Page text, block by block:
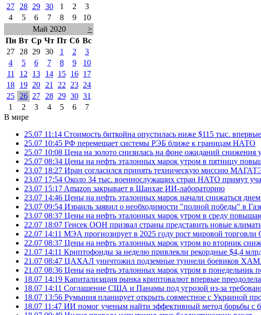
27
28 29 30 1 2
3
4
5 6 7 8 9
10
Май 2020
>
Пн Вт Ср Чт Пт Сб Вс
27
28 29 30 1 2
3
4
5 6 7 8 9
10
11
12 13 14 15 16
17
18
19 20 21 22 23
24
25
26 27 28 29 30 31
1
2 3 4 5 6
7
В мире
25.07 11:14 Стоимость биткойна опустилась ниже $115 тыс.
25.07 10:45 РФ перемещает системы РЭБ ближе к границам НАТО
25.07 10:08 Цена на золото снизилась на фоне ожиданий
25.07 08:34 Цены на нефть эталонных марок утром в пятницу
23.07 18:27 Иран согласился принять техническую миссию
23.07 17:54 Около 34 тыс. военнослужащих стран НАТО примут
23.07 15:17 Amazon закрывает в Шанхае ИИ-лабораторию
23.07 14:46 Цены на нефть эталонных марок начали снижаться днем
23.07 09:54 Израиль заявил о необходимости "полной победы" в
23.07 08:37 Цены на нефть эталонных марок утром в среду
22.07 18:07 Генсек ООН призвал страны представить новые
22.07 14:11 МЭА прогнозирует в 2025 году рост мировой
22.07 08:37 Цены на нефть эталонных марок утром во вторник
21.07 14:11 Криптофонды за неделю привлекли рекордные $4,4
21.07 08:47 ЦАХАЛ уничтожил подземные туннели боевиков
21.07 08:36 Цены на нефть эталонных марок утром в понедельник
18.07 14:19 Капитализация рынка криптовалют впервые
18.07 14:11 Соглашение США и Панамы под угрозой из-за
18.07 13:56 Румыния планирует открыть совместное с Украиной
18.07 11:47 ИИ помог ученым найти эффективный метод борьбы с